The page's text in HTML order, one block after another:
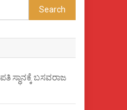
Search
for:
ಸ್ಥಾನಕ್ಕೆ ಬಸವರಾಜ